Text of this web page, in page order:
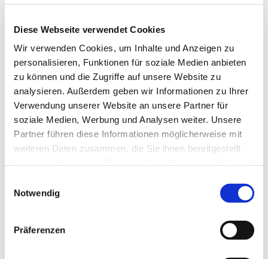
Diese Webseite verwendet Cookies
Wir verwenden Cookies, um Inhalte und Anzeigen zu
personalisieren, Funktionen für soziale Medien anbieten
zu können und die Zugriffe auf unsere Website zu
analysieren. Außerdem geben wir Informationen zu Ihrer
Verwendung unserer Website an unsere Partner für
soziale Medien, Werbung und Analysen weiter. Unsere
Partner führen diese Informationen möglicherweise mit
weiteren Daten zusammen, die Sie ihnen bereitgestellt
Notwendig
Präferenzen
Barbara Siperkow